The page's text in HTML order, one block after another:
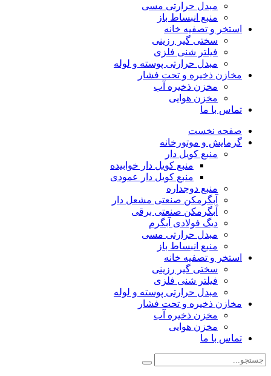
مبدل حرارتی مسی
منبع انبساط باز
استخر و تصفیه خانه
سختی گیر رزینی
فیلتر شنی فلزی
مبدل حرارتی پوسته و لوله
مخازن ذخیره و تحت فشار
مخزن ذخیره آب
مخزن هوایی
تماس با ما
صفحه نخست
گرمایش و موتورخانه
منبع کویل دار
منبع کویل دار خوابیده
منبع کویل دار عمودی
منبع دوجداره
آبگرمکن صنعتی مشعل دار
آبگرمکن صنعتی برقی
دیگ فولادی آبگرم
مبدل حرارتی مسی
منبع انبساط باز
استخر و تصفیه خانه
سختی گیر رزینی
فیلتر شنی فلزی
مبدل حرارتی پوسته و لوله
مخازن ذخیره و تحت فشار
مخزن ذخیره آب
مخزن هوایی
تماس با ما